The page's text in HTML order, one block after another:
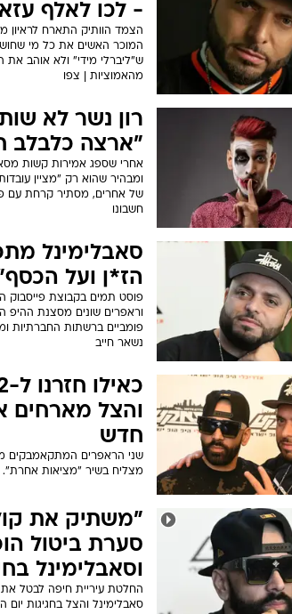
- לכו לאלף
הצמד הוותיק התארח לראיון
המוכר האשים את כל מי
ש"ליברלי מידי" ולא אוהב
מהאמוציות | צפו
רון נשר לא
"ארצה כלבלב
אחרי שספג אמירות קשות
ומבהיר שהוא רק "מציין
של אחרים, מסתיר קרחת עם
חשבונו
סאבלימינל
הז*ן ועל
פוסט תמים בקבוצת פייסבוק
וראפרים שונים מסצנת ההיפ
פומביים ברשתות החברתיות
נשאר חייב
והצל מארחים
חדש
שני הראפרים המתקאמבקים
מצליח בשיר "מציאות אחרת".
"משתיק את
סערת ביטול
וסאבלימינל
החלטת עיריית חיפה לבטל
סאבלימינל והצל בחגיגות